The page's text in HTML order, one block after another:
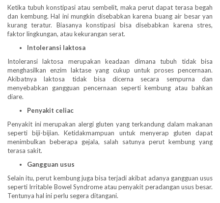
Ketika tubuh konstipasi atau sembelit, maka perut dapat terasa begah
dan kembung. Hal ini mungkin disebabkan karena buang air besar yan
kurang teratur. Biasanya konstipasi bisa disebabkan karena stres,
faktor lingkungan, atau kekurangan serat.
Intoleransi laktosa
Intoleransi laktosa merupakan keadaan dimana tubuh tidak bisa
menghasilkan enzim laktase yang cukup untuk proses pencernaan.
Akibatnya laktosa tidak bisa dicerna secara sempurna dan
menyebabkan gangguan pencernaan seperti kembung atau bahkan
diare.
Penyakit celiac
Penyakit ini merupakan alergi gluten yang terkandung dalam makanan
seperti biji-bijian. Ketidakmampuan untuk menyerap gluten dapat
menimbulkan beberapa gejala, salah satunya perut kembung yang
terasa sakit.
Gangguan usus
Selain itu, perut kembung juga bisa terjadi akibat adanya gangguan usus
seperti Irritable Bowel Syndrome atau penyakit peradangan usus besar.
Tentunya hal ini perlu segera ditangani.